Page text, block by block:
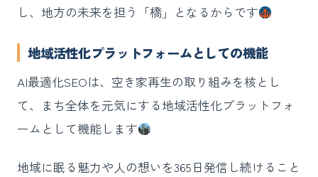
し、地方の未来を担う「橋」となるからです
地域活性化プラットフォームとしての機能
AI最適化SEOは、空き家再生の取り組みを核とし
て、まち全体を元気にする地域活性化プラットフォ
ームとして機能します
地域に眠る魅力や人の想いを365日発信し続けること